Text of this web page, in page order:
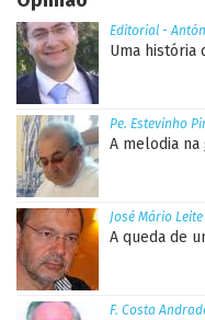
Editorial -
Uma história
Pe. Estevinho
A melodia na
José Mário Leite
A queda de
F. Costa